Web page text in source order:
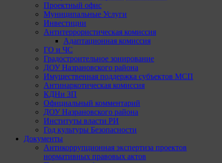
Проектный офис
Муниципальные Услуги
Инвестиции
Антитеррористическая комиссия
Адаптационная комиссия
ГО и ЧС
Градостроительное зонирование
ДОУ Назрановского района
Имущественная поддержка субъектов МСП
Антинаркотическая комиссия
КДНи ЗП
Официальный комментарий
ДОУ Назрановского района
Институты власти РИ
Год культуры Безопасности
Документы
Антикоррупционная экспертиза проектов
нормативных правовых актов